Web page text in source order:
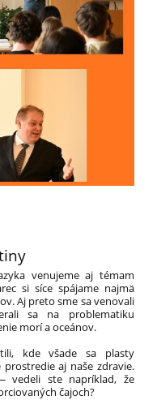
venujeme aj témam
si síce spájame najmä
Aj preto sme sa venovali
sa na problematiku
morí a oceánov.
kde všade sa plasty
aj naše zdravie.
vedeli ste napríklad, že
čajoch?